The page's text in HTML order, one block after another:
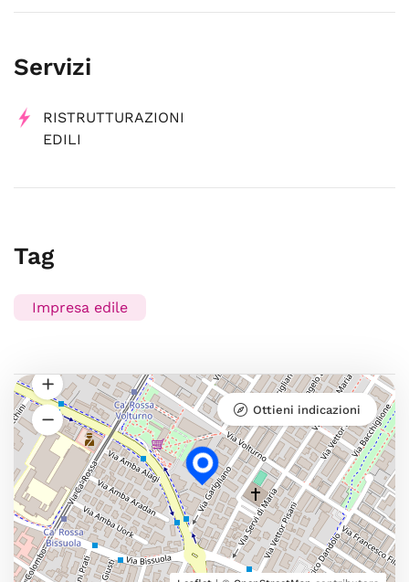
Servizi
RISTRUTTURAZIONI
EDILI
Tag
Impresa edile
Ottieni indicazioni